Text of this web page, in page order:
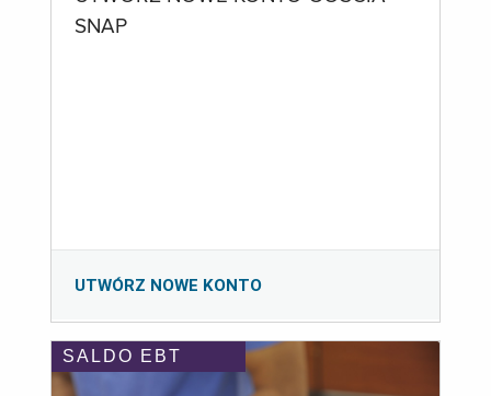
SNAP
UTWÓRZ NOWE KONTO
SALDO EBT